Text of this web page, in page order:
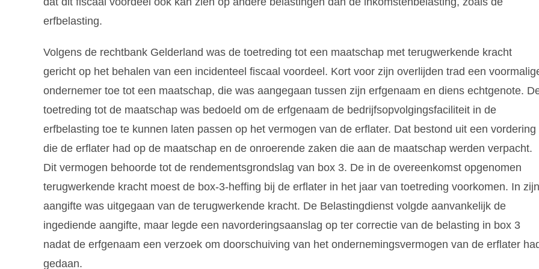
erfbelasting.
Volgens de rechtbank Gelderland was de toetreding tot een maatschap met terugwerkende kracht
gericht op het behalen van een incidenteel fiscaal voordeel. Kort voor zijn overlijden trad een
ondernemer toe tot een maatschap, die was aangegaan tussen zijn erfgenaam en diens echtgenote.
toetreding tot de maatschap was bedoeld om de erfgenaam de bedrijfsopvolgingsfaciliteit in de
erfbelasting toe te kunnen laten passen op het vermogen van de erflater. Dat bestond uit een vordering
die de erflater had op de maatschap en de onroerende zaken die aan de maatschap werden verpacht.
Dit vermogen behoorde tot de rendementsgrondslag van box 3. De in de overeenkomst opgenomen
terugwerkende kracht moest de box-3-heffing bij de erflater in het jaar van toetreding voorkomen. In zijn
aangifte was uitgegaan van de terugwerkende kracht. De Belastingdienst volgde aanvankelijk de
ingediende aangifte, maar legde een navorderingsaanslag op ter correctie van de belasting in box 3
nadat de erfgenaam een verzoek om doorschuiving van het ondernemingsvermogen van de erflater
gedaan.